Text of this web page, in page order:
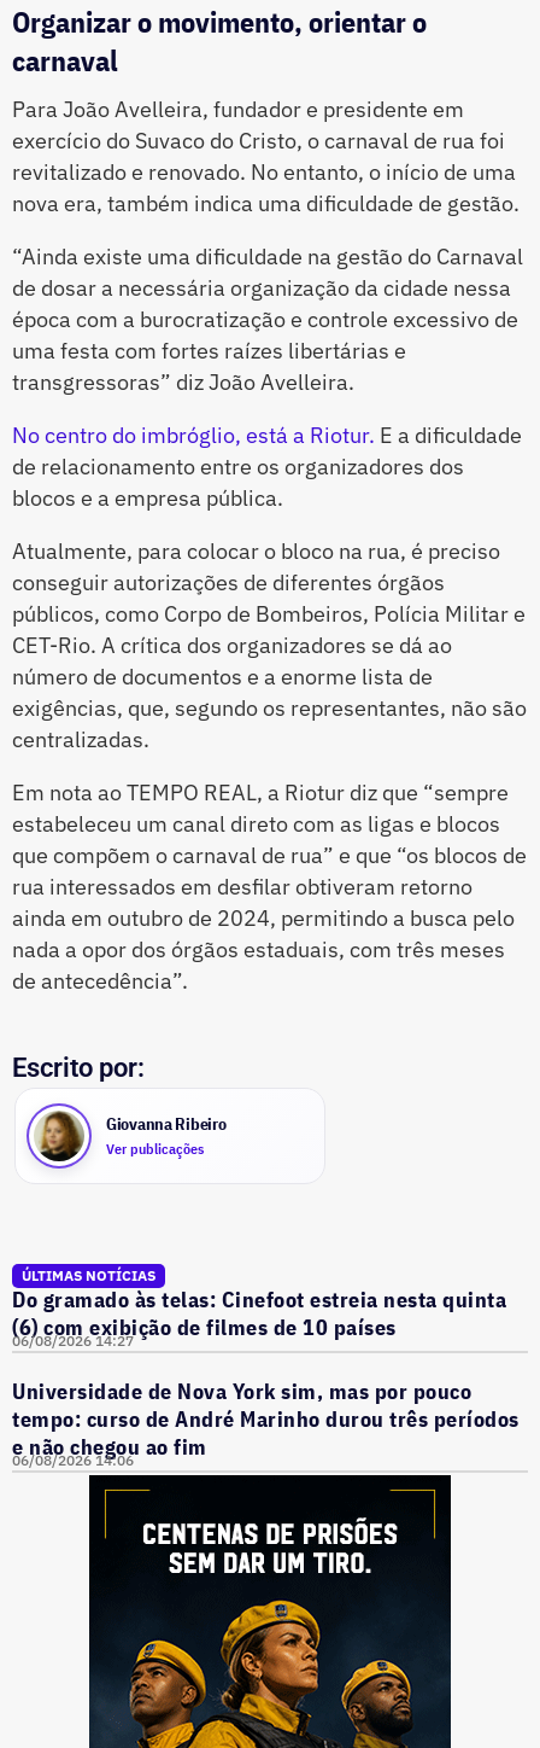
Organizar o movimento, orientar o
carnaval
Para João Avelleira, fundador e presidente em
exercício do Suvaco do Cristo, o carnaval de rua foi
revitalizado e renovado. No entanto, o início de uma
nova era, também indica uma dificuldade de gestão.
“Ainda existe uma dificuldade na gestão do Carnaval
de dosar a necessária organização da cidade nessa
época com a burocratização e controle excessivo de
uma festa com fortes raízes libertárias e
transgressoras” diz João Avelleira.
No centro do imbróglio, está a Riotur. E a dificuldade
de relacionamento entre os organizadores dos
blocos e a empresa pública.
Atualmente, para colocar o bloco na rua, é preciso
conseguir autorizações de diferentes órgãos
públicos, como Corpo de Bombeiros, Polícia Militar e
CET-Rio. A crítica dos organizadores se dá ao
número de documentos e a enorme lista de
exigências, que, segundo os representantes, não são
centralizadas.
Em nota ao TEMPO REAL, a Riotur diz que “sempre
estabeleceu um canal direto com as ligas e blocos
que compõem o carnaval de rua” e que “os blocos de
rua interessados em desfilar obtiveram retorno
ainda em outubro de 2024, permitindo a busca pelo
nada a opor dos órgãos estaduais, com três meses
de antecedência”.
Escrito por:
Giovanna Ribeiro
Ver publicações
ÚLTIMAS NOTÍCIAS
Do gramado às telas: Cinefoot estreia nesta quinta
(6) com exibição de filmes de 10 países
06/08/2026 14:27
Universidade de Nova York sim, mas por pouco
tempo: curso de André Marinho durou três períodos
e não chegou ao fim
06/08/2026 14:06